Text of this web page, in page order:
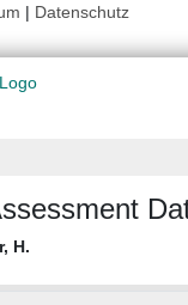
| Datenschutz
H.